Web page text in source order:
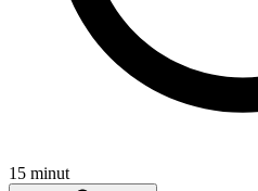
15 minut